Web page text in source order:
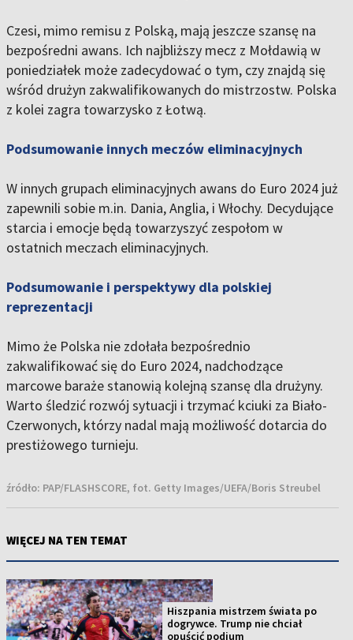
Czesi, mimo remisu z Polską, mają jeszcze szansę na
bezpośredni awans. Ich najbliższy mecz z Mołdawią w
poniedziałek może zadecydować o tym, czy znajdą się
wśród drużyn zakwalifikowanych do mistrzostw. Polska
z kolei zagra towarzysko z Łotwą.
Podsumowanie innych meczów eliminacyjnych
W innych grupach eliminacyjnych awans do Euro 2024 już
zapewnili sobie m.in. Dania, Anglia, i Włochy. Decydujące
starcia i emocje będą towarzyszyć zespołom w
ostatnich meczach eliminacyjnych.
Podsumowanie i perspektywy dla polskiej
reprezentacji
Mimo że Polska nie zdołała bezpośrednio
zakwalifikować się do Euro 2024, nadchodzące
marcowe baraże stanowią kolejną szansę dla drużyny.
Warto śledzić rozwój sytuacji i trzymać kciuki za Biało-
Czerwonych, którzy nadal mają możliwość dotarcia do
prestiżowego turnieju.
źródło: PAP/FLASHSCORE, fot. Getty Images/UEFA/Boris Streubel
WIĘCEJ NA TEN TEMAT
Hiszpania mistrzem świata po
dogrywce. Trump nie chciał
opuścić podium